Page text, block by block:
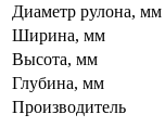
Диаметр рулона, мм
Ширина, мм
Высота, мм
Глубина, мм
Производитель